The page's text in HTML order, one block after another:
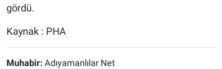
gördü.
Kaynak : PHA
Muhabir: Adıyamanlılar Net